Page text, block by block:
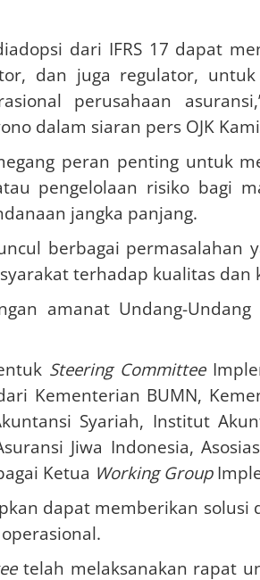
dari IFRS 17 dapat
dan juga regulator,
perusahaan
dalam siaran pers OJK
peran penting untuk
pengelolaan risiko bagi
jangka panjang.
berbagai permasalahan
terhadap kualitas
amanat Undang-
Steering Committee
Kementerian BUMN,
Syariah, Institut
Jiwa Indonesia,
Ketua Working Group
dapat memberikan
telah melaksanakan rapat